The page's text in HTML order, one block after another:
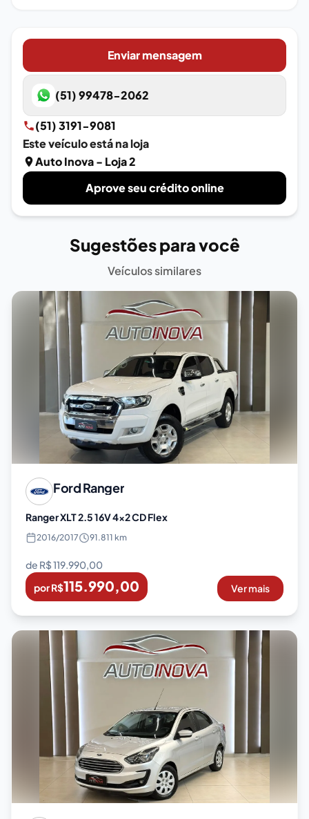
Enviar mensagem
(51) 99478-2062
(51) 3191-9081
Este veículo está na loja
Auto Inova - Loja 2
Aprove seu crédito online
Sugestões para você
Veículos similares
FordRanger
Ranger XLT 2.5 16V 4x2 CD Flex
2016/2017 91.811 km
de R$119.990,00
por R$115.990,00 Ver mais